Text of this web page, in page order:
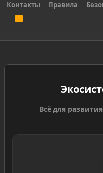
Контакты
Правила
S
Всё для